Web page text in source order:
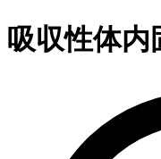
吸収性体内